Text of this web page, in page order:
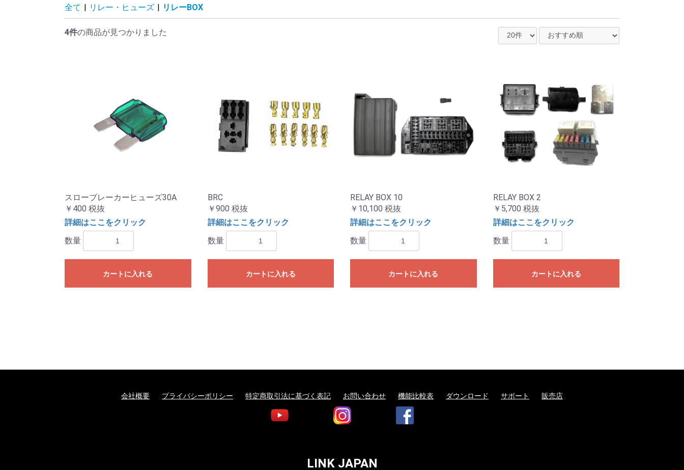
全て リレー・ヒューズ リレーBOX
4件の商品が見つかりました
スローブレーカーヒューズ30A
￥400 税抜
詳細はここをクリック
数量
カートに入れる
BRC
￥900 税抜
詳細はここをクリック
数量
カートに入れる
RELAY BOX 10
￥10,100 税抜
詳細はここをクリック
数量
カートに入れる
RELAY BOX 2
￥5,700 税抜
詳細はここをクリック
数量
カートに入れる
会社概要 プライバシーポリシー 特定商取引法に基づく表記 お問い合わせ 機能比較表 ダウンロード サポート 販売店
LINK JAPAN